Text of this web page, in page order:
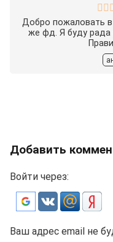
Добро пожаловать
же фд. Я буду рада
Добавить
Войти через:
Ваш адрес email не